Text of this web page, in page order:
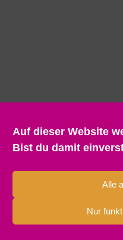
Auf dieser Website
Bist du damit
Alle
Nur